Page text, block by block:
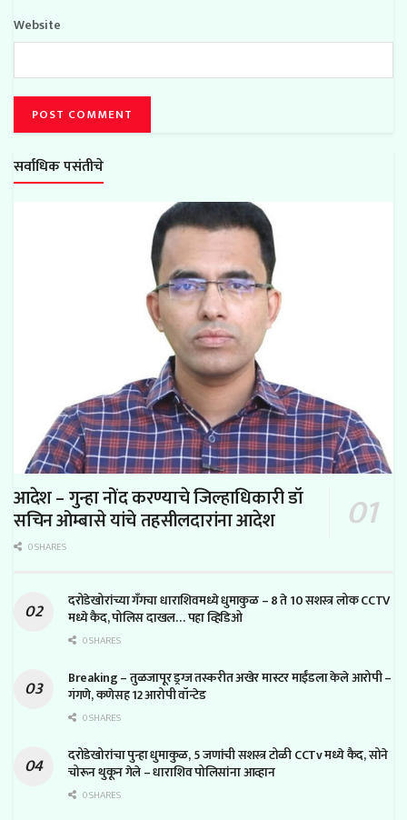
Website
सर्वाधिक पसंतीचे
आदेश – गुन्हा नोंद करण्याचे जिल्हाधिकारी डॉ
सचिन ओम्बासे यांचे तहसीलदारांना आदेश
0 SHARES
दरोडेखोरांच्या गँगचा धाराशिवमध्ये धुमाकुळ – 8 ते 10 सशस्त्र लोक CCTV
मध्ये कैद, पोलिस दाखल… पहा व्हिडिओ
0 SHARES
Breaking – तुळजापूर ड्रग्ज तस्करीत अखेर मास्टर माईंडला केले आरोपी –
गंगणे, कणेसह 12 आरोपी वॉन्टेड
0 SHARES
दरोडेखोरांचा पुन्हा धुमाकुळ, 5 जणांची सशस्त्र टोळी CCTv मध्ये कैद, सोने
चोरून थुकून गेले – धाराशिव पोलिसांना आव्हान
0 SHARES